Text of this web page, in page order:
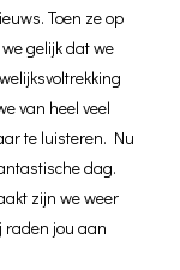
Toen ze op
gelijk dat we
van heel veel
te luisteren. Nu
dag.
zijn we weer
raden jou aan